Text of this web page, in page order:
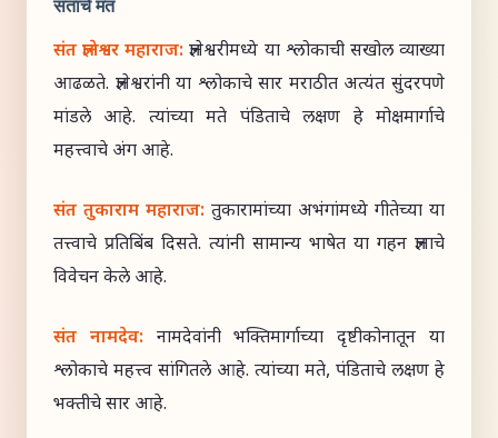
संतांचे मत
संत ज्ञानेश्वर महाराज: ज्ञानेश्वरीमध्ये या श्लोकाची सखोल व्याख्या
आढळते. ज्ञानेश्वरांनी या श्लोकाचे सार मराठीत अत्यंत सुंदरपणे
मांडले आहे. त्यांच्या मते पंडिताचे लक्षण हे मोक्षमार्गाचे
महत्त्वाचे अंग आहे.
संत तुकाराम महाराज: तुकारामांच्या अभंगांमध्ये गीतेच्या या
तत्त्वाचे प्रतिबिंब दिसते. त्यांनी सामान्य भाषेत या गहन ज्ञानाचे
विवेचन केले आहे.
संत नामदेव: नामदेवांनी भक्तिमार्गाच्या दृष्टीकोनातून या
श्लोकाचे महत्त्व सांगितले आहे. त्यांच्या मते, पंडिताचे लक्षण हे
भक्तीचे सार आहे.